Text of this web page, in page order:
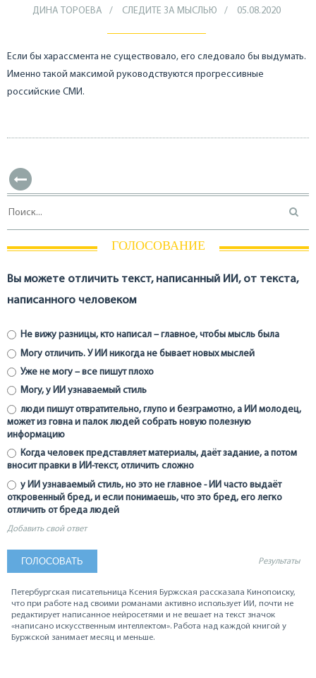
ДИНА ТОРОЕВА СЛЕДИТЕ ЗА МЫСЛЬЮ 05.08.2020
Если бы харассмента не существовало, его следовало бы выдумать.
Именно такой максимой руководствуются прогрессивные
российские СМИ.
ГОЛОСОВАНИЕ
Вы можете отличить текст, написанный ИИ, от текста,
написанного человеком
Не вижу разницы, кто написал – главное, чтобы мысль была
Могу отличить. У ИИ никогда не бывает новых мыслей
Уже не могу – все пишут плохо
Могу, у ИИ узнаваемый стиль
люди пишут отвратительно, глупо и безграмотно, а ИИ молодец,
может из говна и палок людей собрать новую полезную
информацию
Когда человек представляет материалы, даёт задание, а потом
вносит правки в ИИ-текст, отличить сложно
у ИИ узнаваемый стиль, но это не главное - ИИ часто выдаёт
откровенный бред, и если понимаешь, что это бред, его легко
отличить от бреда людей
Добавить свой ответ
Результаты
Петербургская писательница Ксения Буржская рассказала Кинопоиску,
что при работе над своими романами активно использует ИИ, почти не
редактирует написанное нейросетями и не вешает на текст значок
«написано искусственным интеллектом». Работа над каждой книгой у
Буржской занимает месяц и меньше.